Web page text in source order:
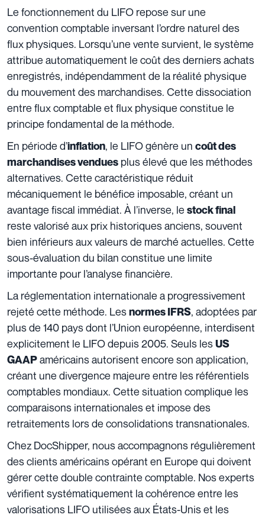
Le fonctionnement du LIFO repose sur une
convention comptable inversant l’ordre naturel des
flux physiques. Lorsqu’une vente survient, le système
attribue automatiquement le coût des derniers achats
enregistrés, indépendamment de la réalité physique
du mouvement des marchandises. Cette dissociation
entre flux comptable et flux physique constitue le
principe fondamental de la méthode.
En période d’inflation, le LIFO génère un coût des
marchandises vendues plus élevé que les méthodes
alternatives. Cette caractéristique réduit
mécaniquement le bénéfice imposable, créant un
avantage fiscal immédiat. À l’inverse, le stock final
reste valorisé aux prix historiques anciens, souvent
bien inférieurs aux valeurs de marché actuelles. Cette
sous-évaluation du bilan constitue une limite
importante pour l’analyse financière.
La réglementation internationale a progressivement
rejeté cette méthode. Lesnormes IFRS, adoptées par
plus de 140 pays dont l’Union européenne, interdisent
explicitement le LIFO depuis 2005. Seuls lesUS
GAAPaméricains autorisent encore son application,
créant une divergence majeure entre les référentiels
comptables mondiaux. Cette situation complique les
comparaisons internationales et impose des
retraitements lors de consolidations transnationales.
Chez DocShipper, nous accompagnons régulièrement
des clients américains opérant en Europe qui doivent
gérer cette double contrainte comptable. Nos experts
vérifient systématiquement la cohérence entre les
valorisations LIFO utilisées aux États-Unis et les